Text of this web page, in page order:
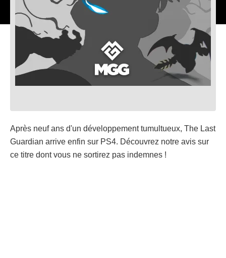
Après neuf ans d'un développement tumultueux, The Last
Guardian arrive enfin sur PS4. Découvrez notre avis sur
ce titre dont vous ne sortirez pas indemnes !